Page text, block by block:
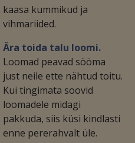
kaasa kummikud ja
vihmariided.
Ära toida talu loomi.
Loomad peavad sööma
just neile ette nähtud toitu.
Kui tingimata soovid
loomadele midagi
pakkuda, siis küsi kindlasti
enne pererahvalt üle.